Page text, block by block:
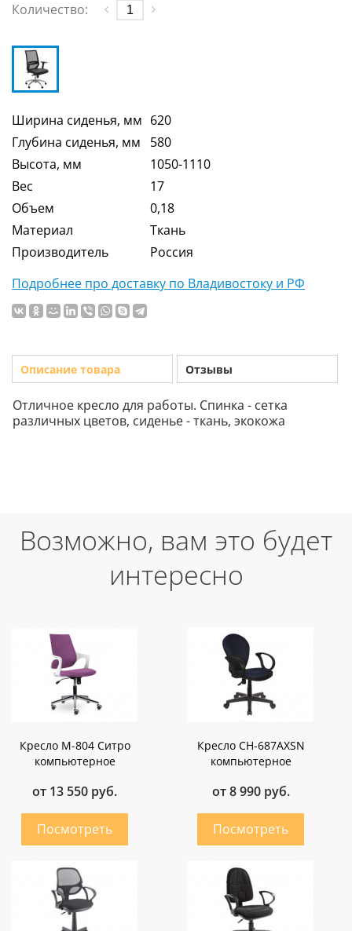
Количество:
Ширина сиденья, мм 620
Глубина сиденья, мм
580
Высота, мм
1050-1110
Вес
17
Объем
0,18
Материал
Ткань
Производитель
Россия
Подробнее про доставку по Владивостоку и РФ
Описание товара Отзывы
Отличное кресло для работы. Спинка - сетка
различных цветов, сиденье - ткань, экокожа
Возможно, вам это будет
интересно
Кресло M-804 Ситро
компьютерное
от 13 550 руб.
Кресло СН-687AXSN
компьютерное
от 8 990 руб.